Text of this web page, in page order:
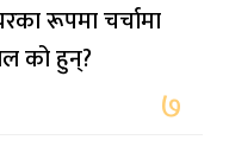
रूपमा चर्चामा
को हुन्?
७